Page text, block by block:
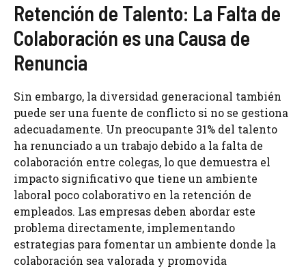
Retención de Talento: La Falta de
Colaboración es una Causa de
Renuncia
Sin embargo, la diversidad generacional también
puede ser una fuente de conflicto si no se gestiona
adecuadamente. Un preocupante 31% del talento
ha renunciado a un trabajo debido a la falta de
colaboración entre colegas, lo que demuestra el
impacto significativo que tiene un ambiente
laboral poco colaborativo en la retención de
empleados. Las empresas deben abordar este
problema directamente, implementando
estrategias para fomentar un ambiente donde la
colaboración sea valorada y promovida